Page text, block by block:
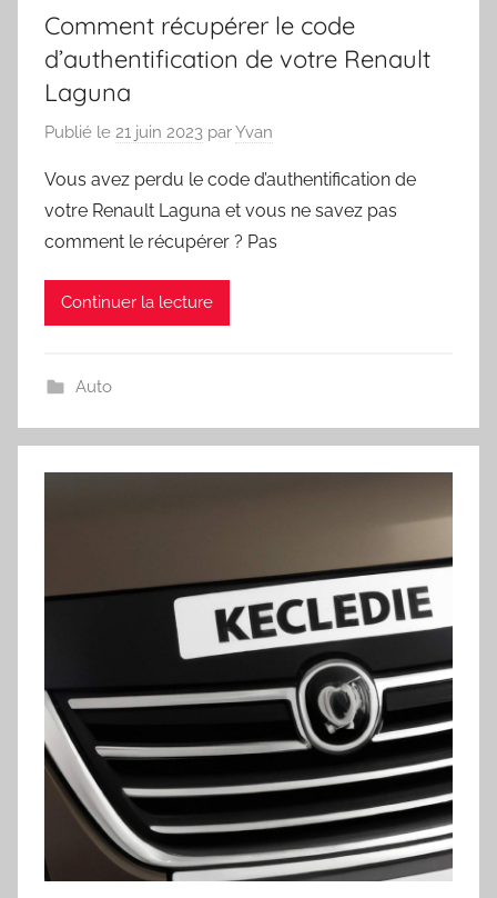
Comment récupérer le code
d’authentification de votre Renault
Laguna
Publié le 21 juin 2023 parYvan
Vous avez perdu le code d’authentification de
votre Renault Laguna et vous ne savez pas
comment le récupérer ? Pas
Continuer la lecture
Auto